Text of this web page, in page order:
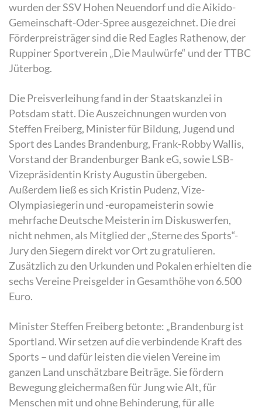
wurden der SSV Hohen Neuendorf und die Aikido-
Gemeinschaft-Oder-Spree ausgezeichnet. Die drei
Förderpreisträger sind die Red Eagles Rathenow, der
Ruppiner Sportverein „Die Maulwürfe“ und der TTBC
Jüterbog.
Die Preisverleihung fand in der Staatskanzlei in
Potsdam statt. Die Auszeichnungen wurden von
Steffen Freiberg, Minister für Bildung, Jugend und
Sport des Landes Brandenburg, Frank-Robby Wallis,
Vorstand der Brandenburger Bank eG, sowie LSB-
Vizepräsidentin Kristy Augustin übergeben.
Außerdem ließ es sich Kristin Pudenz, Vize-
Olympiasiegerin und -europameisterin sowie
mehrfache Deutsche Meisterin im Diskuswerfen,
nicht nehmen, als Mitglied der „Sterne des Sports“-
Jury den Siegern direkt vor Ort zu gratulieren.
Zusätzlich zu den Urkunden und Pokalen erhielten die
sechs Vereine Preisgelder in Gesamthöhe von 6.500
Euro.
Minister Steffen Freiberg betonte: „Brandenburg ist
Sportland. Wir setzen auf die verbindende Kraft des
Sports – und dafür leisten die vielen Vereine im
ganzen Land unschätzbare Beiträge. Sie fördern
Bewegung gleichermaßen für Jung wie Alt, für
Menschen mit und ohne Behinderung, für alle